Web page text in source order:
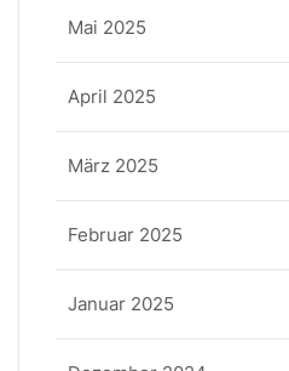
Mai 2025
April 2025
März 2025
Februar 2025
Januar 2025